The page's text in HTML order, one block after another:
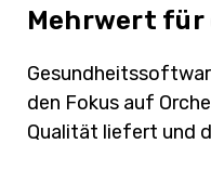
Mehrwert für
den Fokus auf
Qualität liefert und